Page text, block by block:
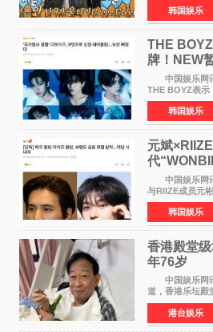
播出的MBC《
之间，
韩国娱乐
THE
牌！NEW
定不移继续
中国娱乐网
THE BOYZ表示
BOYZ组合活动
签约。目前正
离开THE BOYZ
韩国娱乐
元斌
代
颜值天花
中国娱乐网
与RIIZE成员元
6日据独家报道
近也被选为某
人，两人将作
韩国娱乐
香港殿堂
年76岁​
中国娱乐网
道，香港乐坛殿
月5日上午因病
露，黎彼得今
持续衰退，最
港台娱乐